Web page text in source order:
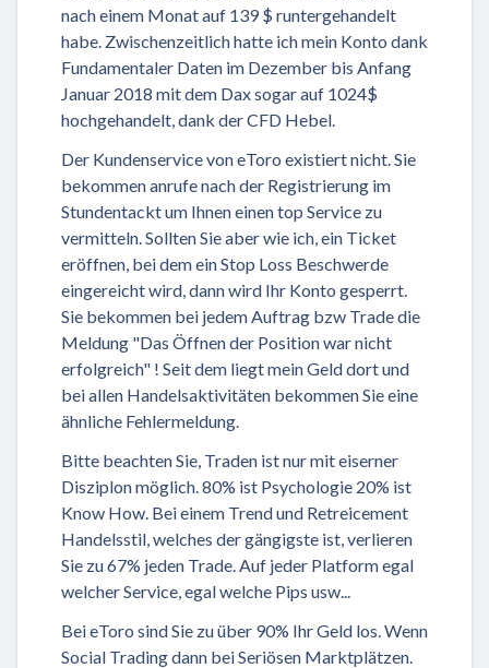
nach einem Monat auf 139 $ runtergehandelt
habe. Zwischenzeitlich hatte ich mein Konto dank
Fundamentaler Daten im Dezember bis Anfang
Januar 2018 mit dem Dax sogar auf 1024$
hochgehandelt, dank der CFD Hebel.
Der Kundenservice von eToro existiert nicht. Sie
bekommen anrufe nach der Registrierung im
Stundentackt um Ihnen einen top Service zu
vermitteln. Sollten Sie aber wie ich, ein Ticket
eröffnen, bei dem ein Stop Loss Beschwerde
eingereicht wird, dann wird Ihr Konto gesperrt.
Sie bekommen bei jedem Auftrag bzw Trade die
Meldung "Das Öffnen der Position war nicht
erfolgreich" ! Seit dem liegt mein Geld dort und
bei allen Handelsaktivitäten bekommen Sie eine
ähnliche Fehlermeldung.
Bitte beachten Sie, Traden ist nur mit eiserner
Disziplon möglich. 80% ist Psychologie 20% ist
Know How. Bei einem Trend und Retreicement
Handelsstil, welches der gängigste ist, verlieren
Sie zu 67% jeden Trade. Auf jeder Platform egal
welcher Service, egal welche Pips usw...
Bei eToro sind Sie zu über 90% Ihr Geld los. Wenn
Social Trading dann bei Seriösen Marktplätzen.